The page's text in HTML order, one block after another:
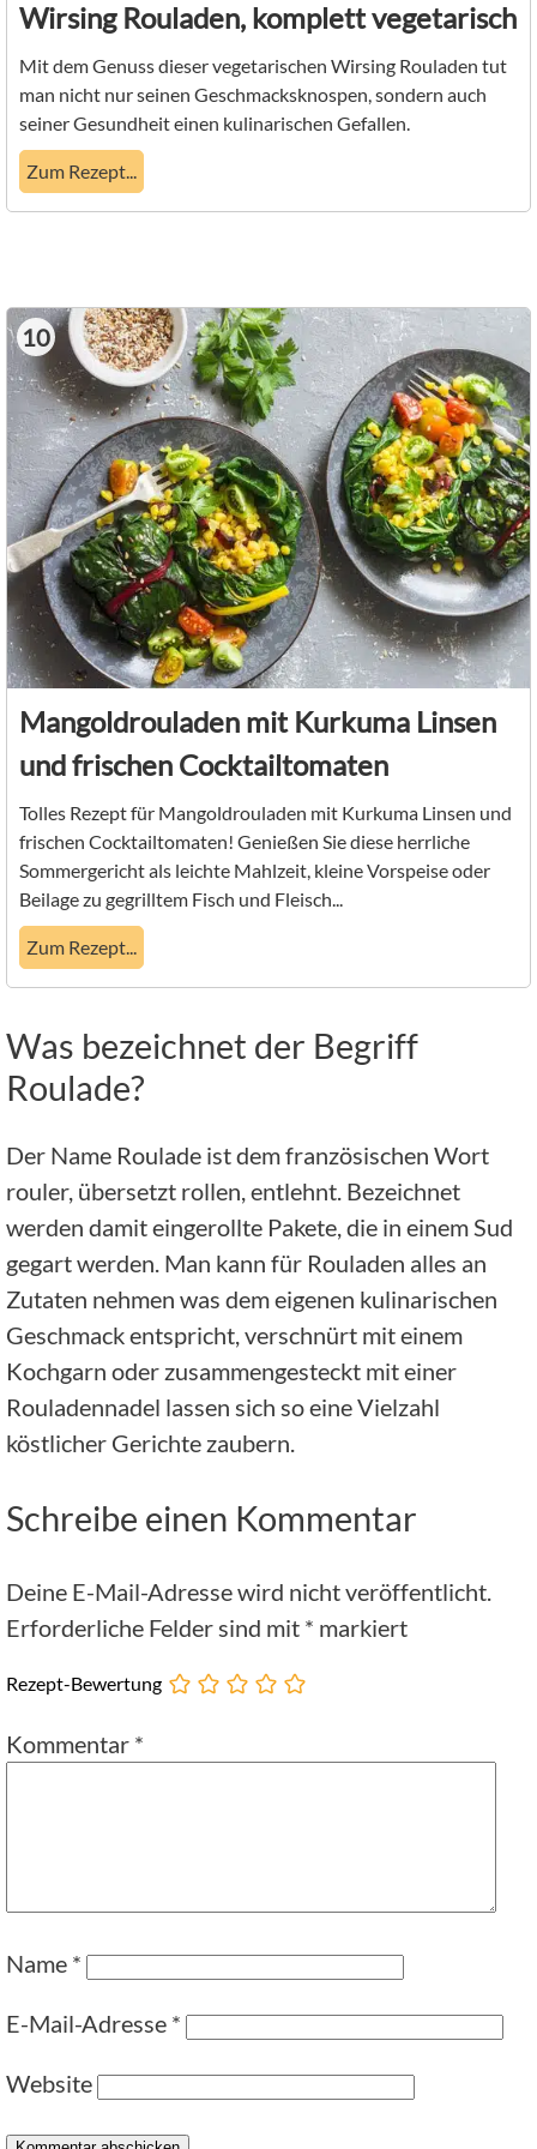
Wirsing Rouladen, komplett vegetarisch
Mit dem Genuss dieser vegetarischen Wirsing Rouladen tut
man nicht nur seinen Geschmacksknospen, sondern auch
seiner Gesundheit einen kulinarischen Gefallen.
Zum Rezept...
10
Mangoldrouladen mit Kurkuma Linsen
und frischen Cocktailtomaten
Tolles Rezept für Mangoldrouladen mit Kurkuma Linsen und
frischen Cocktailtomaten! Genießen Sie diese herrliche
Sommergericht als leichte Mahlzeit, kleine Vorspeise oder
Beilage zu gegrilltem Fisch und Fleisch...
Zum Rezept...
Was bezeichnet der Begriff
Roulade?
Der Name Roulade ist dem französischen Wort
rouler, übersetzt rollen, entlehnt. Bezeichnet
werden damit eingerollte Pakete, die in einem Sud
gegart werden. Man kann für Rouladen alles an
Zutaten nehmen was dem eigenen kulinarischen
Geschmack entspricht, verschnürt mit einem
Kochgarn oder zusammengesteckt mit einer
Rouladennadel lassen sich so eine Vielzahl
köstlicher Gerichte zaubern.
Schreibe einen Kommentar
Deine E-Mail-Adresse wird nicht veröffentlicht.
Erforderliche Felder sind mit * markiert
Rezept-Bewertung
Kommentar *
Name *
E-Mail-Adresse *
Website